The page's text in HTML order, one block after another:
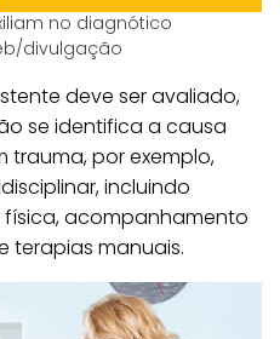
no diagnótico
divulgação
deve ser avaliado,
se identifica a causa
trauma, por exemplo,
incluindo
acompanhamento
terapias manuais.